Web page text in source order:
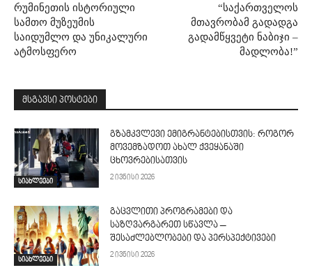
რუმინეთის ისტორიული
სამთო მუზეუმის
საიდუმლო და უნიკალური
ატმოსფერო
“საქართველოს
მთავრობამ გადადგა
გადამწყვეტი ნაბიჯი –
მადლობა!”
მსგავსი პოსტები
სიახლეები
გზამკვლევი ემიგრანტებისთვის: როგორ
მოვემზადოთ ახალ ქვეყანაში
ცხოვრებისათვის
2 ივნისი 2026
სიახლეები
გაცვლითი პროგრამები და
საზღვარგარეთ სწავლა –
შესაძლებლობები და პერსპექტივები
2 ივნისი 2026